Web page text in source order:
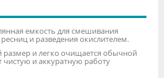
емкость для смешивания
и разведения окислителем.
и легко очищается обычной
чистую и аккуратную работу